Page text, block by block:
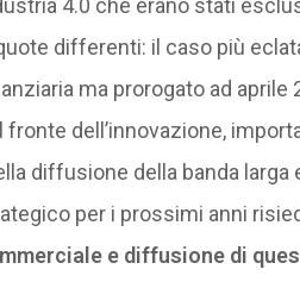
4.0 che erano stati
differenti: il caso più
ma prorogato ad
fronte dell’innovazione,
diffusione della banda larga
per i prossimi anni
e diffusione di